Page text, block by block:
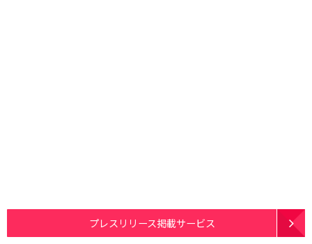
プレスリリース掲載サービス